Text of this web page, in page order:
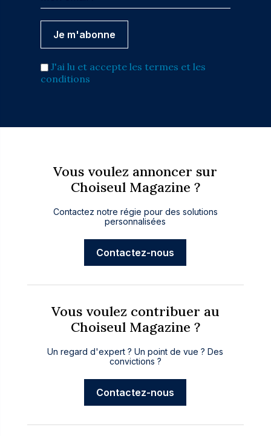
J'ai lu et accepte les termes et les
conditions
Vous voulez annoncer sur
Choiseul Magazine ?
Contactez notre régie pour des solutions
personnalisées
Contactez-nous
Vous voulez contribuer au
Choiseul Magazine ?
Un regard d'expert ? Un point de vue ? Des
convictions ?
Contactez-nous